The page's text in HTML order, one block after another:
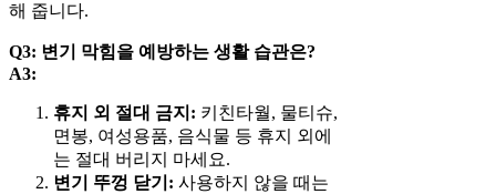
해 줍니다.
Q3: 변기 막힘을 예방하는 생활 습관은?
A3:
휴지 외 절대 금지: 키친타월, 물티슈,
면봉, 여성용품, 음식물 등 휴지 외에
는 절대 버리지 마세요.
변기 뚜껑 닫기: 사용하지 않을 때는